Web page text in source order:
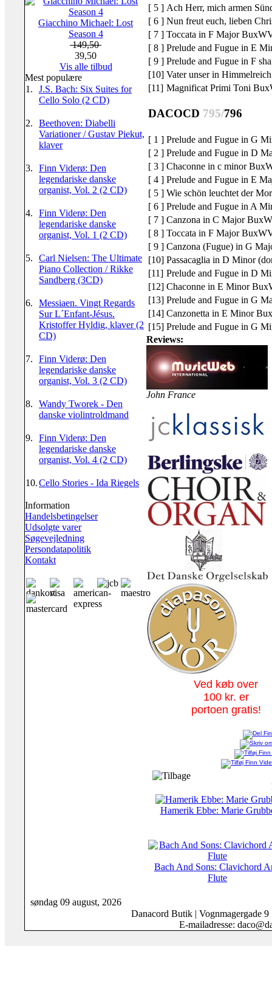
Giacchino Michael: Lost
Season 4
149,50
39,50
Vis alle tilbud
Mest populære
1.
J.S. Bach: Six Suites for
Cello Solo (2 CD)
2.
Beethoven: Diabelli
Variationer / Gustav Piekut,
klaver
3.
Finn Viderø: Den
legendariske danske
organist, Vol. 2 (2 CD)
4.
Finn Viderø: Den
legendariske danske
organist, Vol. 1 (2 CD)
5.
Carl Nielsen: The Ultimate
Piano Collection / Rikke
Sandberg (3CD)
6.
Messiaen. Vingt Regards
Sur L´Enfant-Jésus.
Kristoffer Hyldig, klaver (2
CD)
7.
Finn Viderø: Den
legendariske danske
organist, Vol. 3 (2 CD)
8.
Wandy Tworek - Den
danske violintroldmand
9.
Finn Viderø: Den
legendariske danske
organist, Vol. 4 (2 CD)
10.Cello Stories - Ida Riegels
Information
Handelsbetingelser
Udsolgte varer
Søgevejledning
Persondatapolitik
Kontakt
[ 5 ] Ach Herr, mich armen
[ 6 ] Nun freut euch, lieben
[ 7 ] Toccata in F Major
[ 8 ] Prelude and Fugue in E
[ 9 ] Prelude and Fugue in F
[10] Vater unser in
[11] Magnificat Primi Toni
DACOCD 795/796
[ 1 ] Prelude and Fugue in G
[ 2 ] Prelude and Fugue in D
[ 3 ] Chaconne in c minor
[ 4 ] Prelude and Fugue in E
[ 5 ] Wie schön leuchtet der
[ 6 ] Prelude and Fugue in A
[ 7 ] Canzona in C Major
[ 8 ] Toccata in F Major
[ 9 ] Canzona (Fugue) in G
[10] Passacaglia in D Minor
[11] Prelude and Fugue in D
[12] Chaconne in E Minor
[13] Prelude and Fugue in G
[14] Canzonetta in E Minor
[15] Prelude and Fugue in G
Reviews:
John France
Ved køb over
100 kr. er
portoen gratis!
Hamerik Ebbe: Marie
Bach And Sons: Clavichord
Flute
søndag 09 august, 2026
Danacord Butik | Vognmagergade
E-mailadresse: